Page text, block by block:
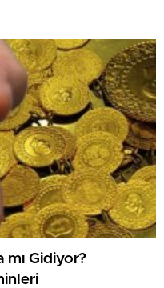
mı Gidiyor?